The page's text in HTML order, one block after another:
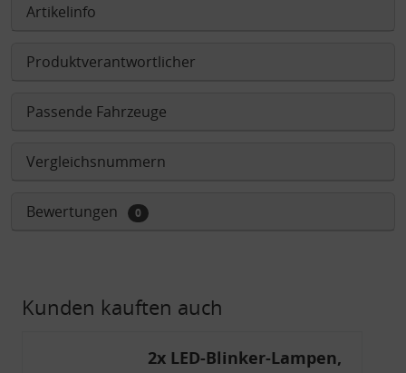
Artikelinfo
Produktverantwortlicher
Passende Fahrzeuge
Vergleichsnummern
Bewertungen 0
Kunden kauften auch
2x LED-Blinker-Lampen,